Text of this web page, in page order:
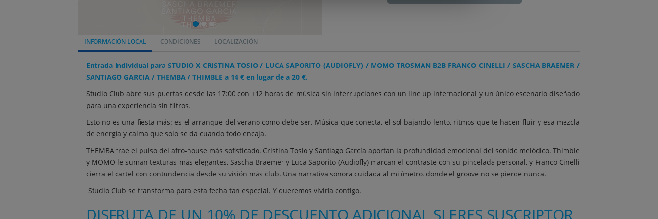
INFORMACIÓN LOCAL CONDICIONES LOCALIZACIÓN
Entrada individual para STUDIO X CRISTINA TOSIO / LUCA SAPORITO (AUDIOFLY) / MOMO TROSMAN B2B FRANCO CINELLI / SASCHA BRAEMER /
SANTIAGO GARCIA / THEMBA / THIMBLE a 14 € en lugar de a 20 €.
Studio Club abre sus puertas desde las 17:00 con +12 horas de música sin interrupciones con un line up internacional y un único escenario diseñado
para una experiencia sin filtros.
Esto no es una fiesta más: es el arranque del verano como debe ser. Música que conecta, el sol bajando lento, ritmos que te hacen fluir y esa mezcla
de energía y calma que solo se da cuando todo encaja.
THEMBA trae el pulso del afro-house más sofisticado, Cristina Tosio y Santiago García aportan la profundidad emocional del sonido melódico, Thimble
y MOMO le suman texturas más elegantes, Sascha Braemer y Luca Saporito (Audiofly) marcan el contraste con su pincelada personal, y Franco Cinelli
cierra el cartel con contundencia desde su visión más club. Una narrativa sonora cuidada al milímetro, donde el groove no se pierde nunca.
Studio Club se transforma para esta fecha tan especial. Y queremos vivirla contigo.
DISFRUTA DE UN 10% DE DESCUENTO ADICIONAL SI ERES SUSCRIPTOR